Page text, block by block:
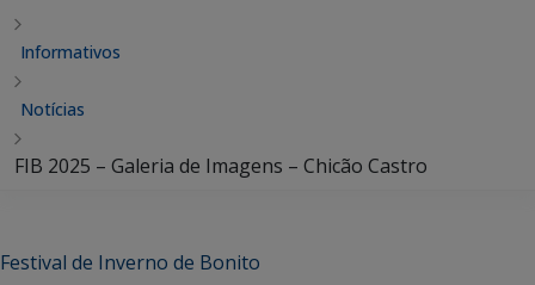
Informativos
Notícias
FIB 2025 – Galeria de Imagens – Chicão Castro
Festival de Inverno de Bonito